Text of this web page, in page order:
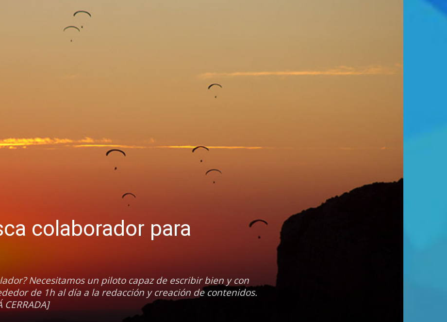
colaborador para
Necesitamos un piloto capaz de escribir bien y con
de 1h al día a la redacción y creación de contenidos.
CERRADA]